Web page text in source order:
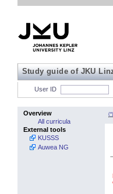
Study guide of JKU
User ID
Overview
All curricula
External tools
KUSSS
Auwea NG
(*)